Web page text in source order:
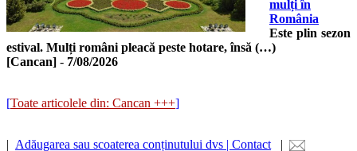
mulți în
România
Este plin sezon
estival. Mulți români pleacă peste hotare, însă (…)
[Cancan] - 7/08/2026
[Toate articolele din: Cancan +++]
| Adăugarea sau scoaterea conținutului dvs | Contact |